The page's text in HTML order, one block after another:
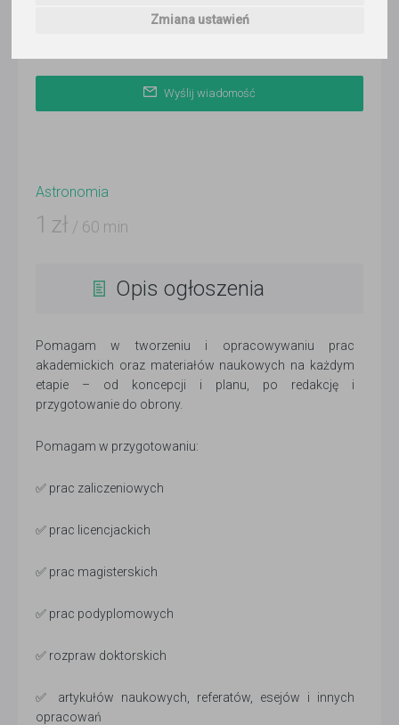
Zmiana ustawień
SO ND
Wyślij wiadomość
Astronomia
1 zł / 60 min
Opis ogłoszenia
Pomagam w tworzeniu i opracowywaniu prac
akademickich oraz materiałów naukowych na każdym
etapie – od koncepcji i planu, po redakcję i
przygotowanie do obrony.
Pomagam w przygotowaniu:
✅ prac zaliczeniowych
✅ prac licencjackich
✅ prac magisterskich
✅ prac podyplomowych
✅ rozpraw doktorskich
✅ artykułów naukowych, referatów, esejów i innych
opracowań